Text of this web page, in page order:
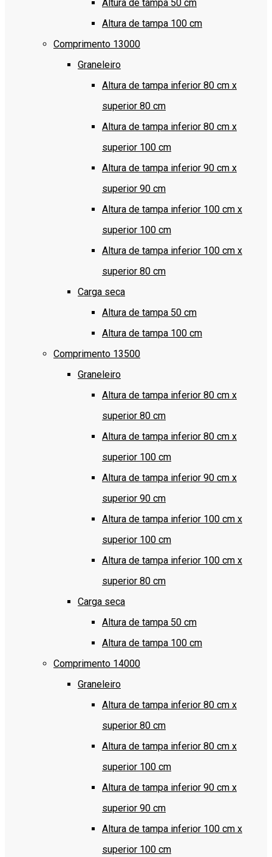
Altura de tampa 50 cm
Altura de tampa 100 cm
Comprimento 13000
Graneleiro
Altura de tampa inferior 80 cm x
superior 80 cm
Altura de tampa inferior 80 cm x
superior 100 cm
Altura de tampa inferior 90 cm x
superior 90 cm
Altura de tampa inferior 100 cm x
superior 100 cm
Altura de tampa inferior 100 cm x
superior 80 cm
Carga seca
Altura de tampa 50 cm
Altura de tampa 100 cm
Comprimento 13500
Graneleiro
Altura de tampa inferior 80 cm x
superior 80 cm
Altura de tampa inferior 80 cm x
superior 100 cm
Altura de tampa inferior 90 cm x
superior 90 cm
Altura de tampa inferior 100 cm x
superior 100 cm
Altura de tampa inferior 100 cm x
superior 80 cm
Carga seca
Altura de tampa 50 cm
Altura de tampa 100 cm
Comprimento 14000
Graneleiro
Altura de tampa inferior 80 cm x
superior 80 cm
Altura de tampa inferior 80 cm x
superior 100 cm
Altura de tampa inferior 90 cm x
superior 90 cm
Altura de tampa inferior 100 cm x
superior 100 cm